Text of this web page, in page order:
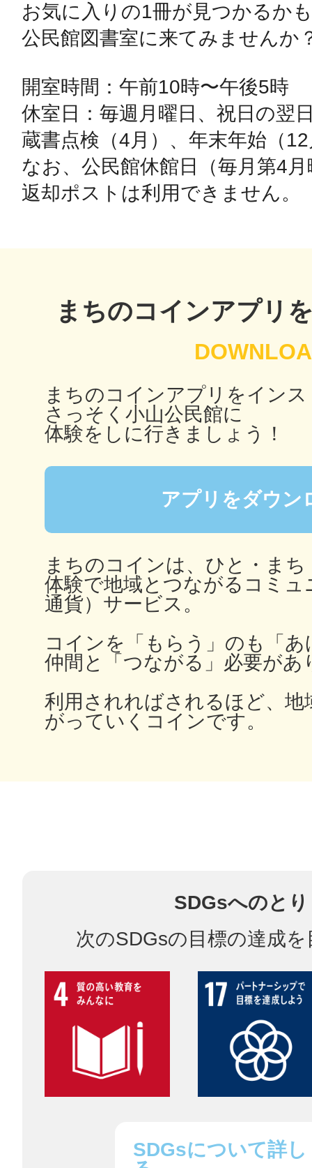
お気に入りの1冊が見つかるか
公民館図書室に来てみませんか
開室時間：午前10時〜午後5時
休室日：毎週月曜日、祝日の翌
蔵書点検（4月）、年末年始（
なお、公民館休館日（毎月第4
返却ポストは利用できません。
まちのコインアプリ
まちのコインアプリをイン
さっそく小山公民館に
体験をしに行きましょう！
アプリをダウン
まちのコインは、ひと・ま
体験で地域とつながるコミュ
通貨）サービス。
コインを「もらう」のも「
仲間と「つながる」必要があ
利用されればされるほど、地
がっていくコインです。
SDGsへのと
次のSDGsの目標の達成
SDGsについて詳し
生駒
日置
高知市
シモキ
厚木
鎌倉
相模原
渋谷区